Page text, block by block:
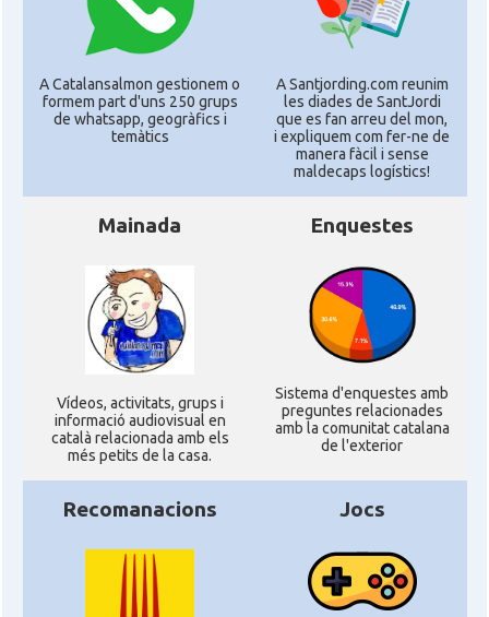
A Catalansalmon gestionem o
formem part d'uns 250 grups
de whatsapp, geogràfics i
temàtics
A Santjording.com reunim
les diades de SantJordi
que es fan arreu del mon,
i expliquem com fer-ne de
manera fàcil i sense
maldecaps logí­stics!
Mainada
Ví­deos, activitats, grups i
informació audiovisual en
català relacionada amb els
més petits de la casa.
Enquestes
Sistema d'enquestes amb
preguntes relacionades
amb la comunitat catalana
de l'exterior
Recomanacions Jocs